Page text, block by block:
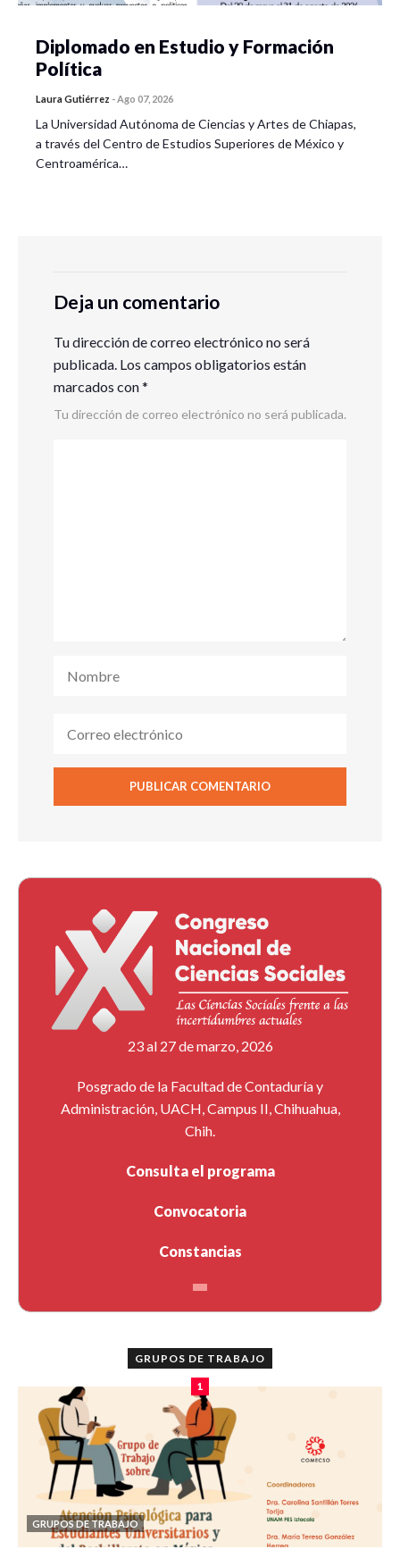
Diplomado en Estudio y Formación
Política
Laura Gutiérrez -Ago 07, 2026
La Universidad Autónoma de Ciencias y Artes de Chiapas,
a través del Centro de Estudios Superiores de México y
Centroamérica…
Deja un comentario
Tu dirección de correo electrónico no será
publicada. Los campos obligatorios están
marcados con*
Tu dirección de correo electrónico no será publicada.
23 al 27 de marzo, 2026
Posgrado de la Facultad de Contaduría y
Administración, UACH, Campus II, Chihuahua,
Chih.
Consulta el programa
Convocatoria
Constancias
GRUPOS DE TRABAJO
1
GRUPOS DE TRABAJO